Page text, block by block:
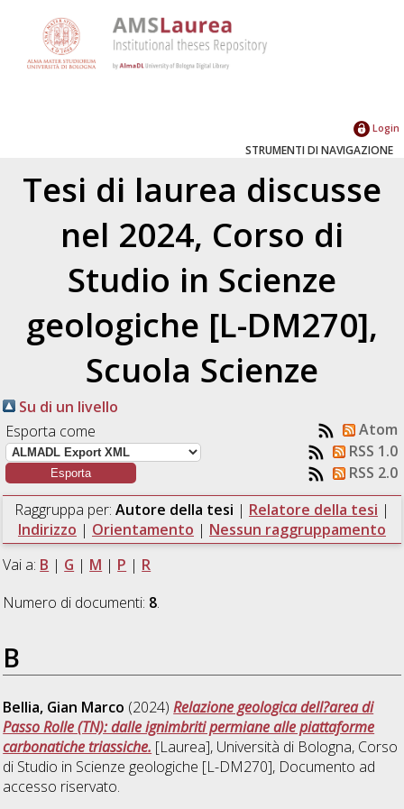
Login
STRUMENTI DI NAVIGAZIONE
Tesi di laurea discusse
nel 2024, Corso di
Studio in Scienze
geologiche [L-DM270],
Scuola Scienze
Su di un livello
Esporta come
Atom
RSS 1.0
RSS 2.0
Raggruppa per: Autore della tesi | Relatore della tesi |
Indirizzo | Orientamento | Nessun raggruppamento
Vai a: B | G | M | P | R
Numero di documenti: 8.
B
Bellia, Gian Marco (2024)Relazione geologica dell?area di
Passo Rolle (TN): dalle ignimbriti permiane alle piattaforme
carbonatiche triassiche. [Laurea], Università di Bologna, Corso
di Studio in Scienze geologiche [L-DM270], Documento ad
accesso riservato.